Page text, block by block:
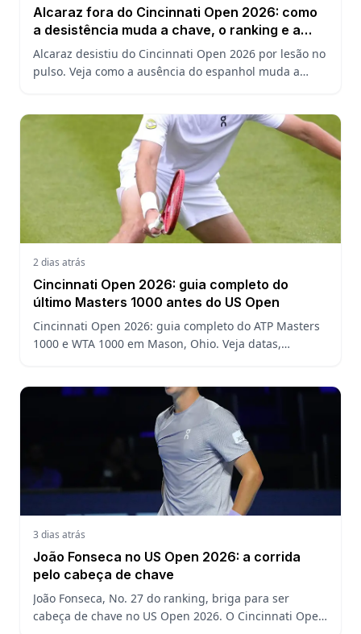
Alcaraz fora do Cincinnati Open 2026: como
a desistência muda a chave, o ranking e a
defesa do US Open
Alcaraz desistiu do Cincinnati Open 2026 por lesão no
pulso. Veja como a ausência do espanhol muda a
2 dias atrás
Cincinnati Open 2026: guia completo do
último Masters 1000 antes do US Open
Cincinnati Open 2026: guia completo do ATP Masters
1000 e WTA 1000 em Mason, Ohio. Veja datas,
3 dias atrás
João Fonseca no US Open 2026: a corrida
pelo cabeça de chave
João Fonseca, No. 27 do ranking, briga para ser
cabeça de chave no US Open 2026. O Cincinnati Open